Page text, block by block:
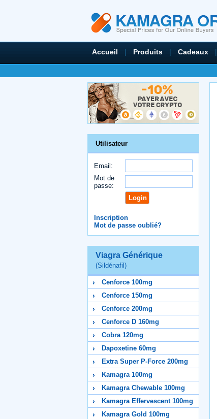
Accueil | Produits | Cadeaux |
Utilisateur
Email:
Mot de
passe:
Inscription
Mot de passe oublié?
Viagra Générique
(Sildénafil)
Cenforce 100mg
Cenforce 150mg
Cenforce 200mg
Cenforce D 160mg
Cobra 120mg
Dapoxetine 60mg
Extra Super P-Force 200mg
Kamagra 100mg
Kamagra Chewable 100mg
Kamagra Effervescent 100mg
Kamagra Gold 100mg